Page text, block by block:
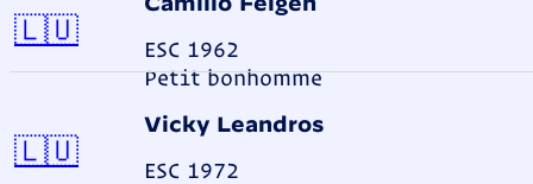
ESC 1962
Petit bonhomme
🇱🇺Luxemburg
Vicky Leandros
ESC 1972
🇱🇺Luxemburg